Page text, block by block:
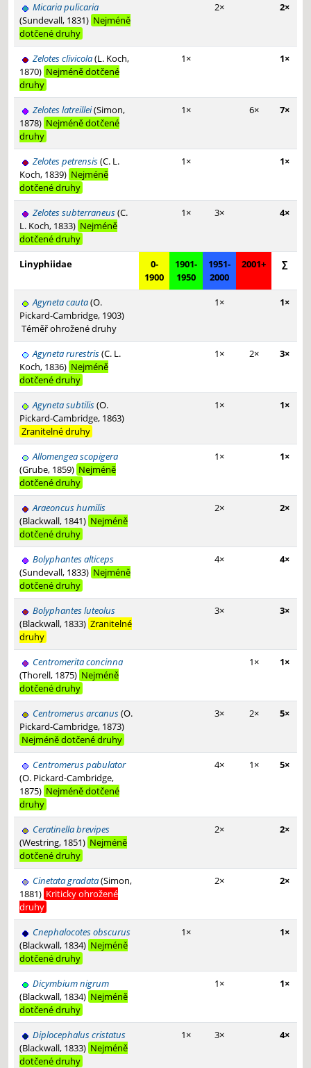
Micaria pulicaria
(Sundevall, 1831) Nejméně
dotčené druhy
2× 2×
Zelotes clivicola(L. Koch,
1870) Nejméně dotčené
druhy
1× 1×
Zelotes latreillei(Simon,
1878) Nejméně dotčené
druhy
1× 6× 7×
Zelotes petrensis(C. L.
Koch, 1839) Nejméně
dotčené druhy
1× 1×
Zelotes subterraneus(C.
L. Koch, 1833) Nejméně
dotčené druhy
1× 3× 4×
Linyphiidae
0-
1900
1901-
1950
1951-
2000
2001+ ∑
Agyneta cauta(O.
Pickard-Cambridge, 1903)
Téměř ohrožené druhy
1× 1×
Agyneta rurestris(C. L.
Koch, 1836) Nejméně
dotčené druhy
1× 2× 3×
Agyneta subtilis(O.
Pickard-Cambridge, 1863)
Zranitelné druhy
1× 1×
Allomengea scopigera
(Grube, 1859) Nejméně
dotčené druhy
1× 1×
Araeoncus humilis
(Blackwall, 1841) Nejméně
dotčené druhy
2× 2×
Bolyphantes alticeps
(Sundevall, 1833) Nejméně
dotčené druhy
4× 4×
Bolyphantes luteolus
(Blackwall, 1833) Zranitelné
druhy
3× 3×
Centromerita concinna
(Thorell, 1875) Nejméně
dotčené druhy
1× 1×
Centromerus arcanus(O.
Pickard-Cambridge, 1873)
Nejméně dotčené druhy
3× 2× 5×
Centromerus pabulator
(O. Pickard-Cambridge,
1875) Nejméně dotčené
druhy
4× 1× 5×
Ceratinella brevipes
(Westring, 1851) Nejméně
dotčené druhy
2× 2×
Cinetata gradata(Simon,
1881) Kriticky ohrožené
druhy
2× 2×
Cnephalocotes obscurus
(Blackwall, 1834) Nejméně
dotčené druhy
1× 1×
Dicymbium nigrum
(Blackwall, 1834) Nejméně
dotčené druhy
1× 1×
Diplocephalus cristatus
(Blackwall, 1833) Nejméně
dotčené druhy
1× 3× 4×